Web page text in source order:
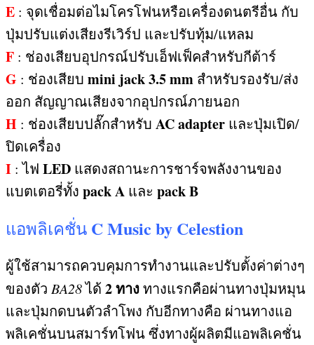
E : จุดเชื่อมต่อไมโครโฟนหรือเครื่องดนตรีอื่น กับ
ปุ่มปรับแต่งเสียงรีเวิร์ป และปรับทุ้ม/แหลม
F : ช่องเสียบอุปกรณ์ปรับเอ็ฟเฟ็คสำหรับกีต้าร์
G : ช่องเสียบ mini jack 3.5 mm สำหรับรองรับ/ส่ง
ออก สัญญาณเสียงจากอุปกรณ์ภายนอก
H : ช่องเสียบปลั๊กสำหรับ AC adapter และปุ่มเปิด/
ปิดเครื่อง
I :ไฟ LED แสดงสถานะการชาร์จพลังงานของ
แบตเตอรี่ทั้ง pack A และ pack B
แอพลิเคชั่น C Music by Celestion
ผู้ใช้สามารถควบคุมการทำงานและปรับตั้งค่าต่างๆ
ของตัว BA28ได้ 2ทางทางแรกคือผ่านทางปุ่มหมุน
และปุ่มกดบนตัวลำโพง กับอีกทางคือ ผ่านทางแอ
พลิเคชั่นบนสมาร์ทโฟน ซึ่งทางผู้ผลิตมีแอพลิเคชั่น